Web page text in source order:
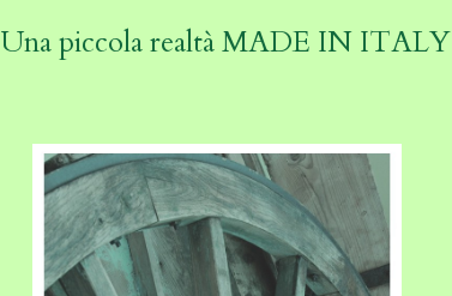
Una piccola realtà MADE IN ITALY